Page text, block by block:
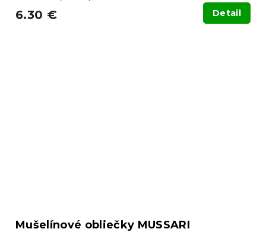
6.30 € Detail
Mušelínové obliečky MUSSARI